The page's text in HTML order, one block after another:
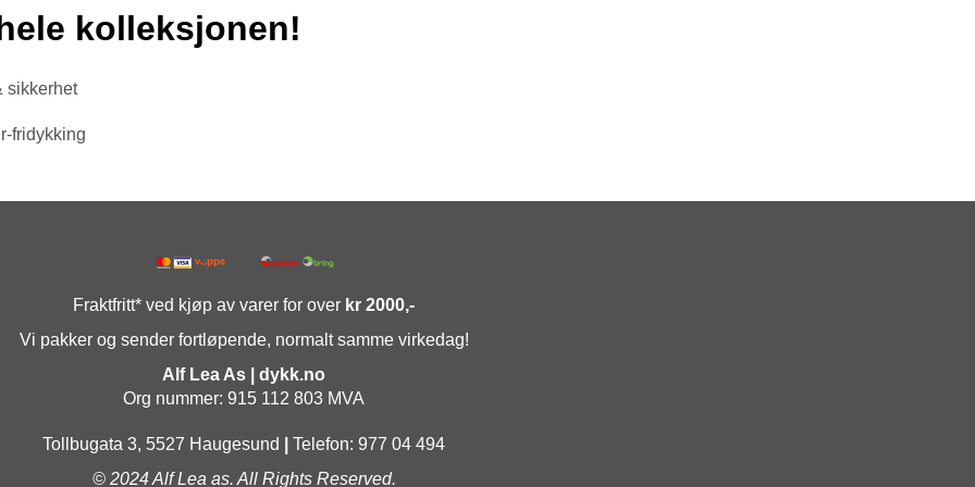
kolleksjonen!
sikkerhet
fridykking
Fraktfritt* ved kjøp av varer for over kr 2000,-
Vi pakker og sender fortløpende, normalt samme virkedag!
Alf Lea As | dykk.no
Org nummer: 915 112 803 MVA
Tollbugata 3, 5527 Haugesund
Telefon: 977 04 494
© 2024 Alf Lea as. All Rights Reserved.